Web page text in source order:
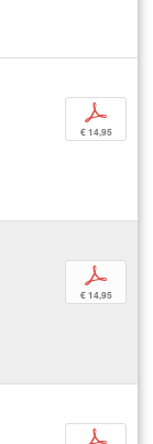
p
€ 14,95
p
€ 14,95
p